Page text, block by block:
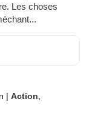
Les choses
| Action,